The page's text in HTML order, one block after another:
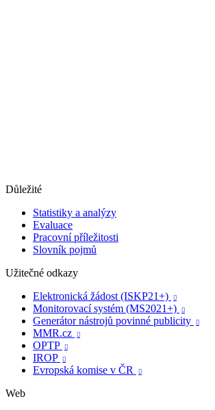
Důležité
Statistiky a analýzy
Evaluace
Pracovní příležitosti
Slovník pojmů
Užitečné odkazy
Elektronická žádost (ISKP21+)

Monitorovací systém (MS2021+) 
Generátor nástrojů povinné publicity 
MMR.cz 
OPTP 
IROP 
Evropská komise v ČR 
Web